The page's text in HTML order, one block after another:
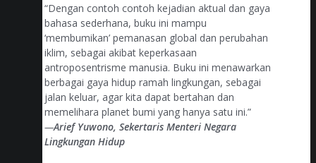
“Dengan contoh contoh kejadian aktual dan gaya
bahasa sederhana, buku ini mampu
‘membumikan’ pemanasan global dan perubahan
iklim, sebagai akibat keperkasaan
antroposentrisme manusia. Buku ini menawarkan
berbagai gaya hidup ramah lingkungan, sebagai
jalan keluar, agar kita dapat bertahan dan
memelihara planet bumi yang hanya satu ini.”
—Arief Yuwono, Sekertaris Menteri Negara
Lingkungan Hidup